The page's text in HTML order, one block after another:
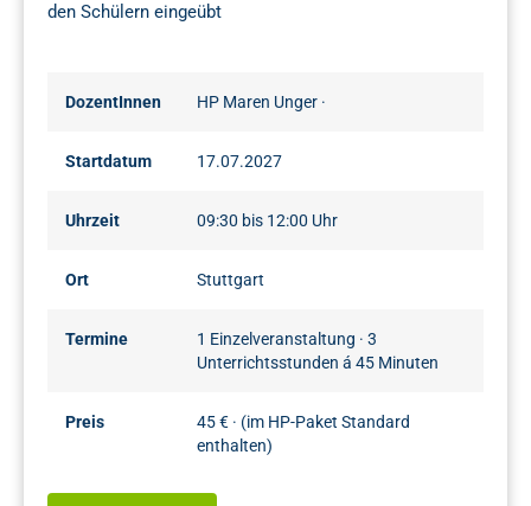
den Schülern eingeübt
DozentInnen HP Maren Unger ·
Startdatum 17.07.2027
Uhrzeit 09:30 bis 12:00 Uhr
Ort Stuttgart
Termine
1 Einzelveranstaltung · 3
Unterrichtsstunden á 45 Minuten
Preis
45 € · (im HP-Paket Standard
enthalten)